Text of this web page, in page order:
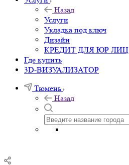
Назад
Услуги
Укладка под ключ
Дизайн
КРЕДИТ ДЛЯ ЮР ЛИЦ
Где купить
3D-ВИЗУАЛИЗАТОР
Тюмень
Назад